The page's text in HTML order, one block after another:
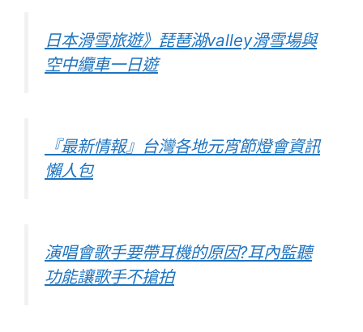
日本滑雪旅遊》琵琶湖valley滑雪場與
空中纜車一日遊
『最新情報』台灣各地元宵節燈會資訊
懶人包
演唱會歌手要帶耳機的原因?耳內監聽
功能讓歌手不搶拍